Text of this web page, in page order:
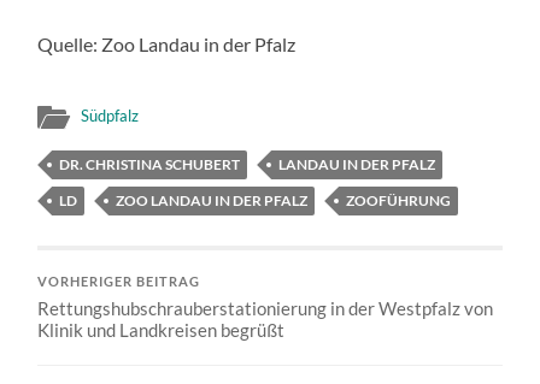
Quelle: Zoo Landau in der Pfalz
Südpfalz
DR. CHRISTINA SCHUBERT
LANDAU IN DER PFALZ
LD
ZOO LANDAU IN DER PFALZ ZOOFÜHRUNG
VORHERIGER BEITRAG
Rettungshubschrauberstationierung in der Westpfalz von
Klinik und Landkreisen begrüßt